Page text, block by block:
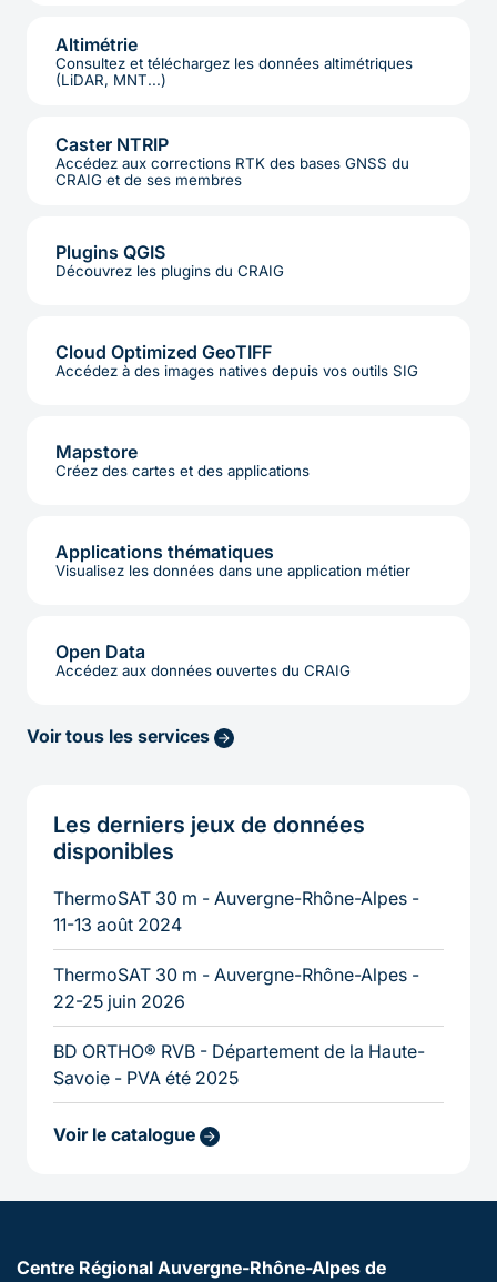
Altimétrie
Consultez et téléchargez les données altimétriques
(LiDAR, MNT...)
Caster NTRIP
Accédez aux corrections RTK des bases GNSS du
CRAIG et de ses membres
Plugins QGIS
Découvrez les plugins du CRAIG
Cloud Optimized GeoTIFF
Accédez à des images natives depuis vos outils SIG
Mapstore
Créez des cartes et des applications
Applications thématiques
Visualisez les données dans une application métier
Open Data
Accédez aux données ouvertes du CRAIG
Voir tous les services
Les derniers jeux de données
disponibles
ThermoSAT 30 m - Auvergne-Rhône-Alpes -
11-13 août 2024
ThermoSAT 30 m - Auvergne-Rhône-Alpes -
22-25 juin 2026
BD ORTHO® RVB - Département de la Haute-
Savoie - PVA été 2025
Voir le catalogue
Centre Régional Auvergne-Rhône-Alpes de